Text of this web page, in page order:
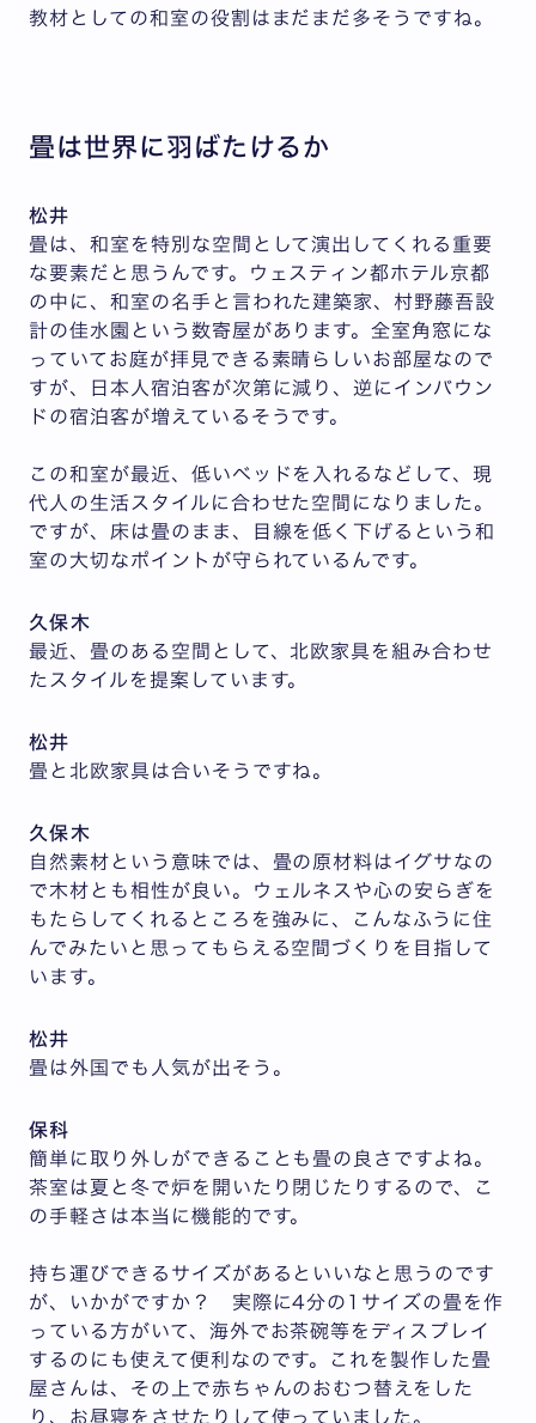
教材としての和室の役割はまだまだ多そうですね。
畳は世界に羽ばたけるか
松井
畳は、和室を特別な空間として演出してくれる重要
な要素だと思うんです。ウェスティン都ホテル京都
の中に、和室の名手と言われた建築家、村野藤吾設
計の佳水園という数寄屋があります。全室角窓にな
っていてお庭が拝見できる素晴らしいお部屋なので
すが、日本人宿泊客が次第に減り、逆にインバウン
ドの宿泊客が増えているそうです。
この和室が最近、低いベッドを入れるなどして、現
代人の生活スタイルに合わせた空間になりました。
ですが、床は畳のまま、目線を低く下げるという和
室の大切なポイントが守られているんです。
久保木
最近、畳のある空間として、北欧家具を組み合わせ
たスタイルを提案しています。
松井
畳と北欧家具は合いそうですね。
久保木
自然素材という意味では、畳の原材料はイグサなの
で木材とも相性が良い。ウェルネスや心の安らぎを
もたらしてくれるところを強みに、こんなふうに住
んでみたいと思ってもらえる空間づくりを目指して
います。
松井
畳は外国でも人気が出そう。
保科
簡単に取り外しができることも畳の良さですよね。
茶室は夏と冬で炉を開いたり閉じたりするので、こ
の手軽さは本当に機能的です。
持ち運びできるサイズがあるといいなと思うのです
が、いかがですか？ 実際に4分の1サイズの畳を作
っている方がいて、海外でお茶碗等をディスプレイ
するのにも使えて便利なのです。これを製作した畳
屋さんは、その上で赤ちゃんのおむつ替えをした
り、お昼寝をさせたりして使っていました。